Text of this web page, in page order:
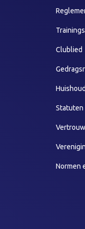
Clublied
Statuten
Normen